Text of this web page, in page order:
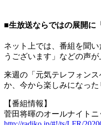
■生放送ならではの展開に
ネット上では、番組を聞
うございます」などの声が
来週の「元気テレフォン
か、今から楽しみになった
【番組情報】
菅田将暉のオールナイトニ